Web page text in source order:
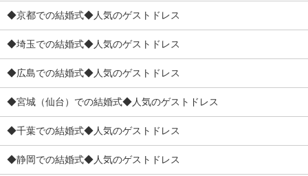
◆京都での結婚式◆人気のゲストドレス
◆埼玉での結婚式◆人気のゲストドレス
◆広島での結婚式◆人気のゲストドレス
◆宮城（仙台）での結婚式◆人気のゲストドレス
◆千葉での結婚式◆人気のゲストドレス
◆静岡での結婚式◆人気のゲストドレス